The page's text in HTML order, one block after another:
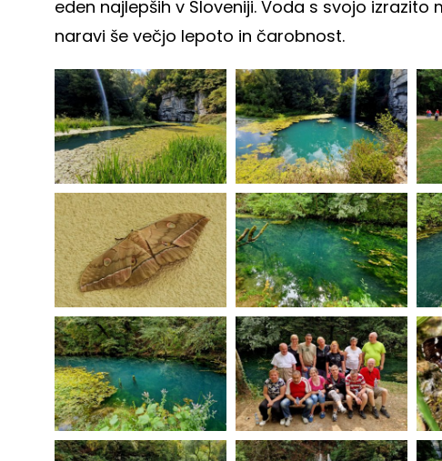
eden najlepših v Sloveniji. Voda s svojo
naravi še večjo lepoto in čarobnost.